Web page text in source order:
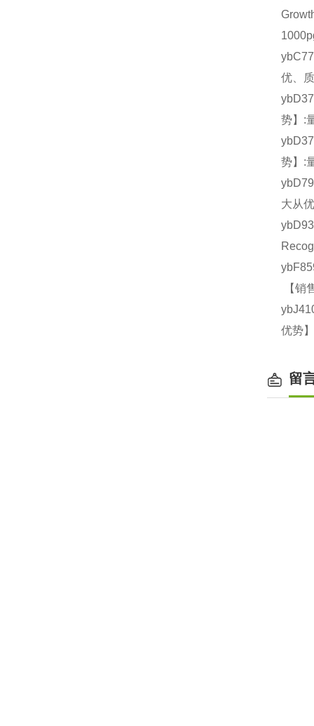
优、
势】:
势】:
大从
【销
优势
留